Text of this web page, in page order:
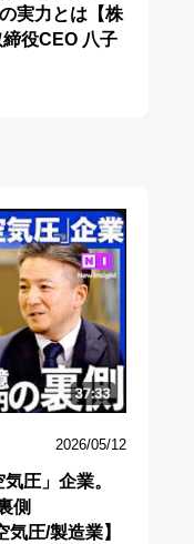
実力とは【株
役CEO 八子
2026/05/12
圧」企業。
側
圧/製造業】